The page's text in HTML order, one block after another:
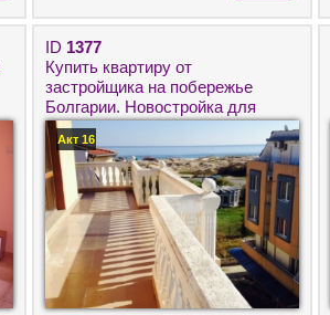
ID 1377
Купить квартиру от
застройщика на побережье
Болгарии. Новостройка для
круглогодичного проживания в
городе Приморско рядом с
морем.
Акт 16